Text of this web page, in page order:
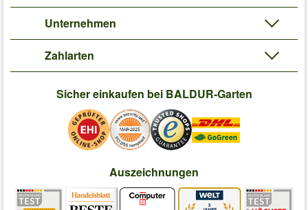
Unternehmen
Zahlarten
Sicher einkaufen bei BALDUR-Garten
Auszeichnungen